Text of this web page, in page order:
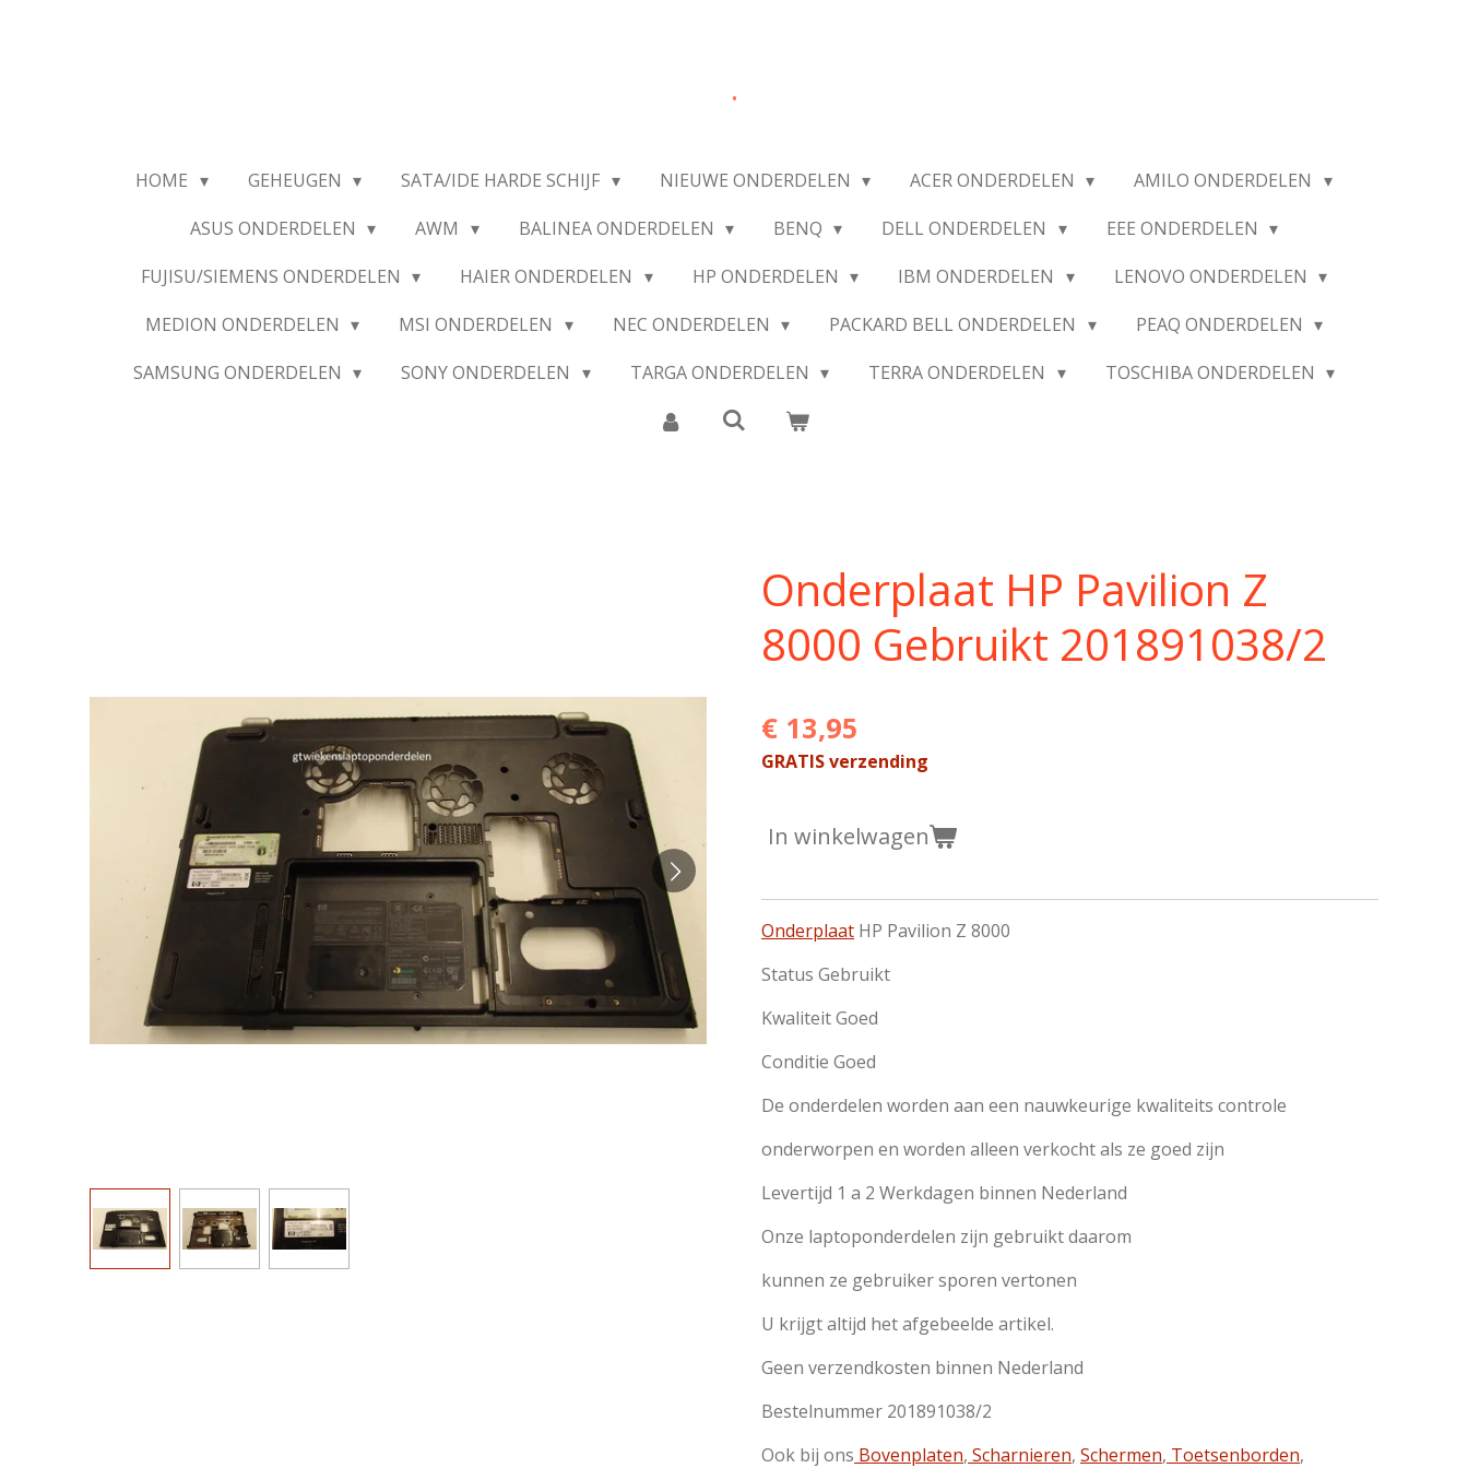
.
HOME GEHEUGEN SATA/IDE HARDE SCHIJF NIEUWE ONDERDELEN ACER ONDERDELEN
AMILO ONDERDELEN
ASUS ONDERDELEN
AWM BALINEA ONDERDELEN BENQ DELL ONDERDELEN
EEE ONDERDELEN
FUJISU/SIEMENS ONDERDELEN
HAIER ONDERDELEN HP ONDERDELEN IBM ONDERDELEN
LENOVO ONDERDELEN
MEDION ONDERDELEN
MSI ONDERDELEN NEC ONDERDELEN PACKARD BELL ONDERDELEN
PEAQ ONDERDELEN
SAMSUNG ONDERDELEN
SONY ONDERDELEN TARGA ONDERDELEN TERRA ONDERDELEN TOSCHIBA ONDERDELEN
Onderplaat HP Pavilion Z
8000 Gebruikt 201891038/2
€ 13,95
GRATIS verzending
In winkelwagen
Onderplaat HP Pavilion Z 8000
Status Gebruikt
Kwaliteit Goed
Conditie Goed
De onderdelen worden aan een nauwkeurige kwaliteits controle
onderworpen en worden alleen verkocht als ze goed zijn
Levertijd 1 a 2 Werkdagen binnen Nederland
Onze laptoponderdelen zijn gebruikt daarom
kunnen ze gebruiker sporen vertonen
U krijgt altijd het afgebeelde artikel.
Geen verzendkosten binnen Nederland
Bestelnummer 201891038/2
Ook bij ons Bovenplaten, Scharnieren, Schermen, Toetsenborden,